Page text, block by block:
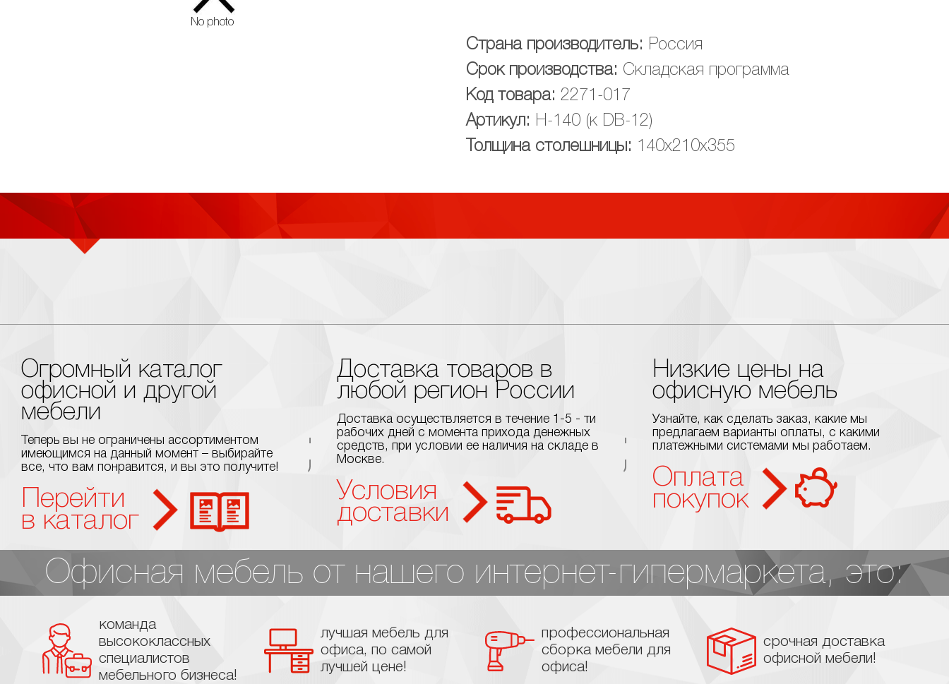
No photo
Страна производитель: Россия
Срок производства: Складская программа
Код товара: 2271-017
Артикул: Н-140 (к DB-12)
Толщина столешницы: 140х210х355
Огромный каталог
офисной и другой
мебели
Теперь вы не ограничены ассортиментом
имеющимся на данный момент – выбирайте
все, что вам понравится, и вы это получите!
Перейти
в каталог
Доставка товаров в
любой регион России
Доставка осуществляется в течение 1-5 - ти
рабочих дней с момента прихода денежных
средств, при условии ее наличия на складе в
Москве.
Условия
доставки
Низкие цены на
офисную мебель
Узнайте, как сделать заказ, какие мы
предлагаем варианты оплаты, с какими
платежными системами мы работаем.
Оплата
покупок
Офисная мебель от нашего интернет-гипермаркета, это:
команда
высококлассных
специалистов
мебельного бизнеса!
лучшая мебель для
офиса, по самой
лучшей цене!
профессиональная
сборка мебели для
офиса!
срочная доставка
офисной мебели!